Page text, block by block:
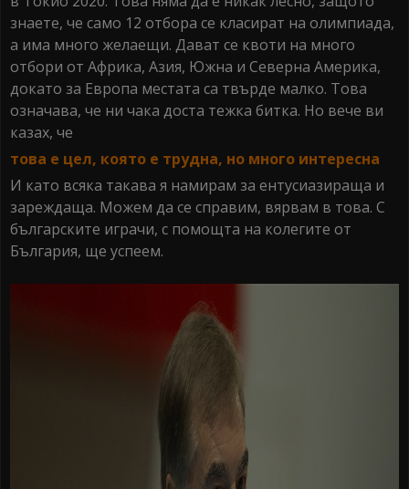
знаете, че само 12 отбора се класират на олимпиада,
а има много желаещи. Дават се квоти на много
отбори от Африка, Азия, Южна и Северна Америка,
докато за Европа местата са твърде малко. Това
означава, че ни чака доста тежка битка. Но вече ви
казах, че
това е цел, която е трудна, но много интересна
И като всяка такава я намирам за ентусиазираща и
зареждаща. Можем да се справим, вярвам в това. С
българските играчи, с помощта на колегите от
България, ще успеем.